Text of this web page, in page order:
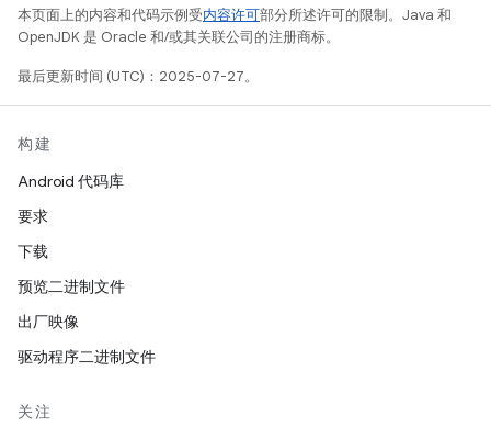
本页面上的内容和代码示例受内容许可部分所述许可的限制。Java 和
OpenJDK 是 Oracle 和/或其关联公司的注册商标。
最后更新时间 (UTC)：2025-07-27。
构建
Android 代码库
要求
下载
预览二进制文件
出厂映像
驱动程序二进制文件
关注